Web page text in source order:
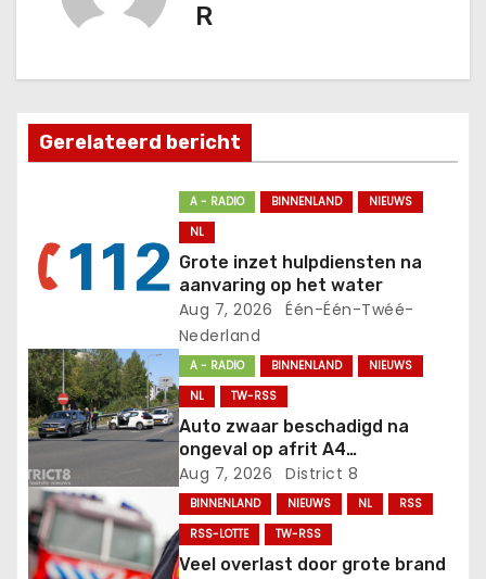
n
a
v
g
t
i
e
R
Gerelateerd bericht
A - RADIO BINNENLAND
NIEUWS
NL
Grote inzet hulpdiensten na
aanvaring op het water
Aug 7, 2026
Één-Één-Twéé-
Nederland
A - RADIO BINNENLAND
NIEUWS
NL
TW-RSS
Auto zwaar beschadigd na
ongeval op afrit A4
Plaspoelpolder Rijswijk
Aug 7, 2026 District 8
BINNENLAND NIEUWS NL
RSS
RSS-LOTTE
TW-RSS
Veel overlast door grote brand